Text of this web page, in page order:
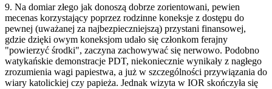
9. Na domiar złego jak donoszą dobrze zorientowani, pewien
mecenas korzystający poprzez rodzinne koneksje z dostępu do
pewnej (uważanej za najbezpieczniejszą) przystani finansowej,
gdzie dzięki owym koneksjom udało się członkom ferajny
"powierzyć środki", zaczyna zachowywać się nerwowo. Podobno
watykańskie demonstracje PDT, niekoniecznie wynikały z nagłego
zrozumienia wagi papiestwa, a już w szczególności przywiązania do
wiary katolickiej czy papieża. Jednak wizyta w IOR skończyła się